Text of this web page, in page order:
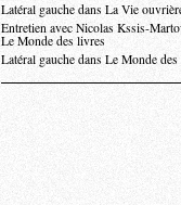
Latéral gauche dans La Vie
Entretien avec Nicolas Kssis-
Le Monde des livres
Latéral gauche dans Le Monde